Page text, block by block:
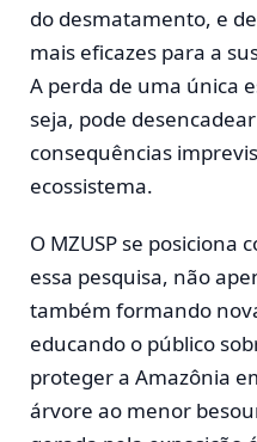
do desmatamento, e
mais eficazes para a
A perda de uma única
seja, pode
consequências
ecossistema.
O MZUSP se posiciona
essa pesquisa, não
também formando
educando o público
proteger a Amazônia
árvore ao menor